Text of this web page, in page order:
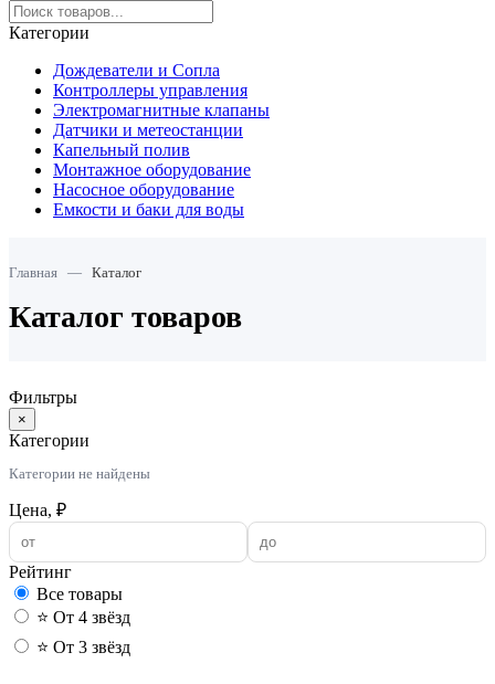
Категории
Дождеватели и Сопла
Контроллеры управления
Электромагнитные клапаны
Датчики и метеостанции
Капельный полив
Монтажное оборудование
Насосное оборудование
Емкости и баки для воды
Главная — Каталог
Каталог товаров
Фильтры
×
Категории
Категории не найдены
Цена, ₽
Рейтинг
Все товары
⭐ От 4 звёзд
⭐ От 3 звёзд